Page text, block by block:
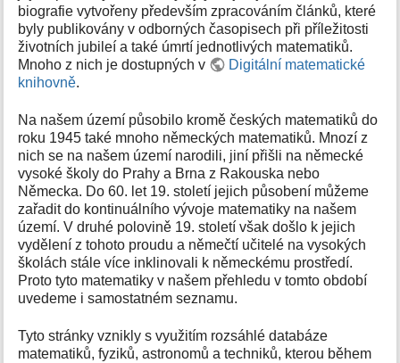
biografie vytvořeny především zpracováním článků, které
byly publikovány v odborných časopisech při příležitosti
životních jubileí a také úmrtí jednotlivých matematiků.
Mnoho z nich je dostupných v
Digitální matematické
knihovně.
Na našem území působilo kromě českých matematiků do
roku 1945 také mnoho německých matematiků. Mnozí z
nich se na našem území narodili, jiní přišli na německé
vysoké školy do Prahy a Brna z Rakouska nebo
Německa. Do 60. let 19. století jejich působení můžeme
zařadit do kontinuálního vývoje matematiky na našem
území. V druhé polovině 19. století však došlo k jejich
vydělení z tohoto proudu a němečtí učitelé na vysokých
školách stále více inklinovali k německému prostředí.
Proto tyto matematiky v našem přehledu v tomto období
uvedeme i samostatném seznamu.
Tyto stránky vznikly s využitím rozsáhlé databáze
matematiků, fyziků, astronomů a techniků, kterou během